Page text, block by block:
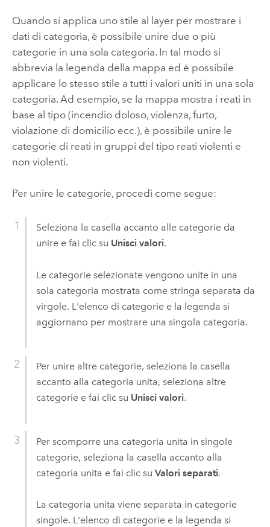
Quando si applica uno stile al layer per mostrare i
dati di categoria, è possibile unire due o più
categorie in una sola categoria. In tal modo si
abbrevia la legenda della mappa ed è possibile
applicare lo stesso stile a tutti i valori uniti in una sola
categoria. Ad esempio, se la mappa mostra i reati in
base al tipo (incendio doloso, violenza, furto,
violazione di domicilio ecc.), è possibile unire le
categorie di reati in gruppi del tipo reati violenti e
non violenti.
Per unire le categorie, procedi come segue:
Seleziona la casella accanto alle categorie da
unire e fai clic su Unisci valori.
Le categorie selezionate vengono unite in una
sola categoria mostrata come stringa separata da
virgole. L'elenco di categorie e la legenda si
aggiornano per mostrare una singola categoria.
Per unire altre categorie, seleziona la casella
accanto alla categoria unita, seleziona altre
categorie e fai clic su Unisci valori.
Per scomporre una categoria unita in singole
categorie, seleziona la casella accanto alla
categoria unita e fai clic su Valori separati.
La categoria unita viene separata in categorie
singole. L'elenco di categorie e la legenda si